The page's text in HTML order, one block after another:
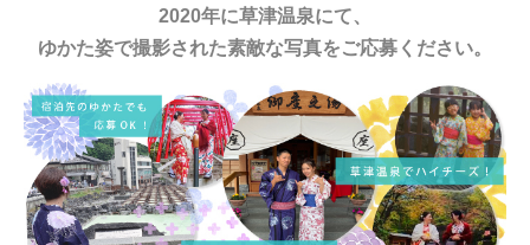
2020年に草津温泉にて、
ゆかた姿で撮影された素敵な写真をご応募ください。